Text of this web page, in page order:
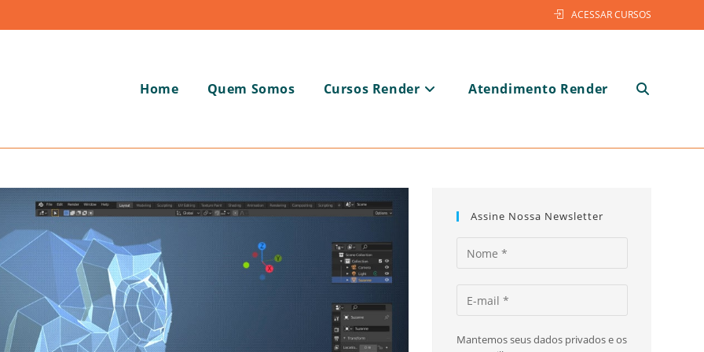
ACESSAR CURSOS
Home Quem Somos Cursos Render Atendimento Render Alternar
Assine Nossa Newsletter
Mantemos seus dados privados e os